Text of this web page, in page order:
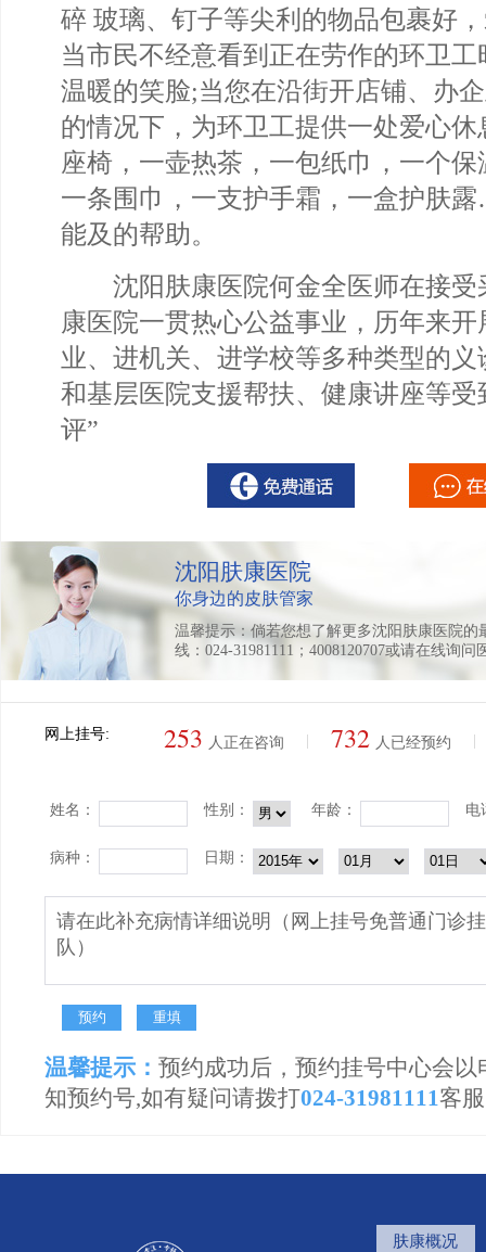
碎 玻璃、钉子等尖利的物品包裹好
当市民不经意看到正在劳作的环卫
温暖的笑脸;当您在沿街开店铺、办
的情况下，为环卫工提供一处爱心
座椅，一壶热茶，一包纸巾，一个
一条围巾，一支护手霜，一盒护肤
能及的帮助。
沈阳肤康医院何金全医师在接受
康医院一贯热心公益事业，历年来
业、进机关、进学校等多种类型的
和基层医院支援帮扶、健康讲座等
评”
沈阳肤康医院
你身边的皮肤管家
温馨提示：倘若您想了解更多沈阳肤康医院
线：024-31981111；4008120707或请在线询问
网上挂号: 253 人正在咨询 732 人已经预约
姓名： 性别： 年龄： 电
病种： 日期：
温馨提示： 预约成功后，预约挂号中心会
知预约号,如有疑问请拨打024-31981111客
肤康概况